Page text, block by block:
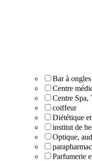
Bar à
Centre
Centre Spa,
coiffeur
Diététique
institut de
Optique,
Parfumerie